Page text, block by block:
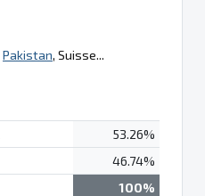
Pakistan, Suisse...
53.26%
46.74%
100%